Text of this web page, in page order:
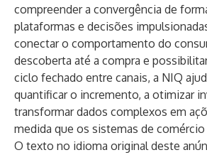
compreender a convergência de
plataformas e decisões
conectar o comportamento do
descoberta até a compra e
ciclo fechado entre canais, a NIQ
quantificar o incremento, a otimizar
transformar dados complexos em
medida que os sistemas de
O texto no idioma original deste